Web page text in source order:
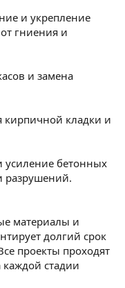
и укрепление
гниения и
и замена
кирпичной кладки и
усиление бетонных
разрушений.
материалы и
долгий срок
проекты проходят
стадии